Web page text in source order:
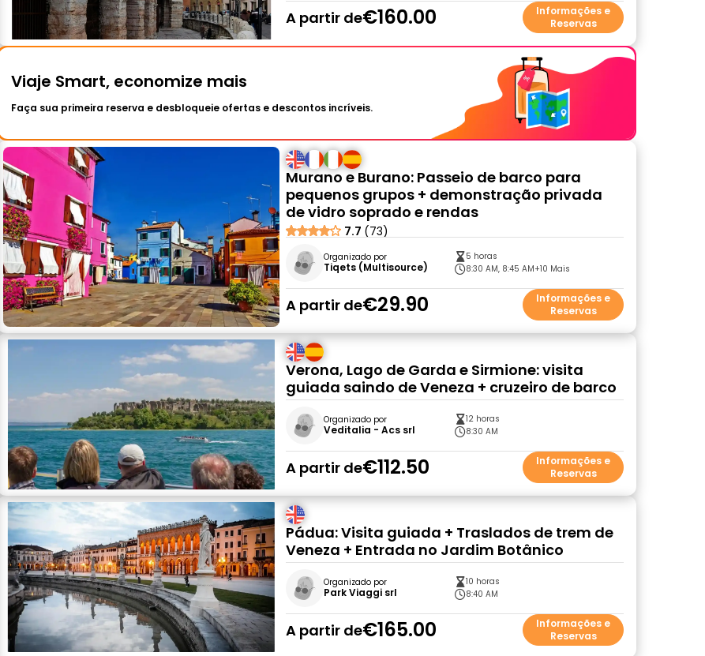
A partir de€160.00
Informações e
Reservas
Viaje Smart, economize mais
Faça sua primeira reserva e desbloqueie ofertas e descontos incríveis.
Murano e Burano: Passeio de barco para
pequenos grupos + demonstração privada
de vidro soprado e rendas
7.7 (73)
Organizado por
Tiqets (Multisource)
5 horas
8:30 AM, 8:45 AM+10 Mais
A partir de€29.90
Informações e
Reservas
Verona, Lago de Garda e Sirmione: visita
guiada saindo de Veneza + cruzeiro de barco
Organizado por
Veditalia - Acs srl
12 horas
8:30 AM
A partir de€112.50
Informações e
Reservas
Pádua: Visita guiada + Traslados de trem de
Veneza + Entrada no Jardim Botânico
Organizado por
Park Viaggi srl
10 horas
8:40 AM
A partir de€165.00
Informações e
Reservas